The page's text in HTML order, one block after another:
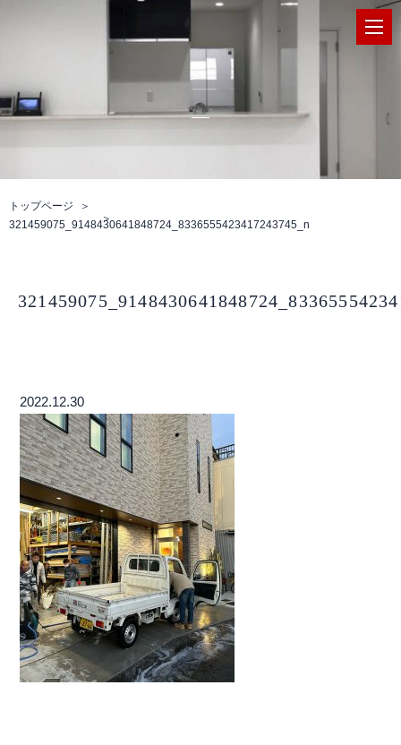
トップページ
321459075_9148430641848724_8336555423417243745_n
2022.12.30